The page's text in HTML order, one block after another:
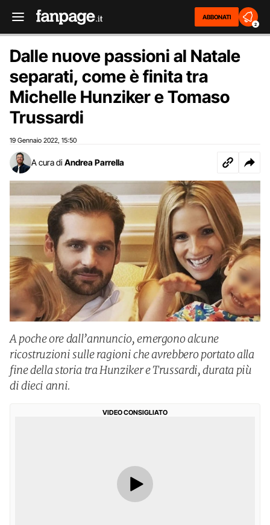
ABBONATI
2
Dalle nuove passioni al Natale
separati, come è finita tra
Michelle Hunziker e Tomaso
Trussardi
19 Gennaio 2022 15:50
A cura di Andrea Parrella
A poche ore dall’annuncio, emergono alcune
ricostruzioni sulle ragioni che avrebbero portato alla
fine della storia tra Hunziker e Trussardi, durata più
di dieci anni.
VIDEO CONSIGLIATO